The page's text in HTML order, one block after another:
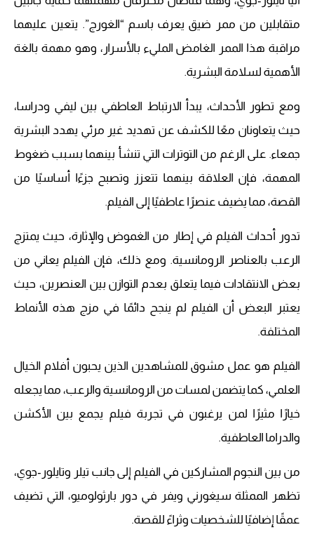
متقابلين من ممر ضيق يعرف باسم “الغورج”. يتعين عليهما
مراقبة هذا الممر الغامض المليء بالأسرار، وهو مهمة بالغة
الأهمية لسلامة البشرية.
ومع تطور الأحداث، يبدأ الارتباط العاطفي بين ليفي ودراسا،
حيث يتعاونان معًا للكشف عن تهديد غير مرئي يهدد البشرية
جمعاء. على الرغم من التوترات التي تنشأ بينهما بسبب ضغوط
المهمة، فإن العلاقة بينهما تتعزز وتصبح جزءًا أساسيًا من
القصة، مما يضيف عنصرًا عاطفيًا إلى الفيلم.
تدور أحداث الفيلم في إطار من الغموض والإثارة، حيث يمتزج
الرعب بالعناصر الرومانسية. ومع ذلك، فإن الفيلم يعاني من
بعض الانتقادات فيما يتعلق بعدم التوازن بين العنصرين، حيث
يعتبر البعض أن الفيلم لم ينجح دائمًا في مزج هذه الأنماط
المختلفة.
الفيلم هو عمل مشوق للمشاهدين الذين يحبون أفلام الخيال
العلمي، كما يتضمن لمسات من الرومانسية والرعب، مما يجعله
خيارًا مثيرًا لمن يرغبون في تجربة فيلم يجمع بين الأكشن
والدراما العاطفية.
من بين النجوم المشاركين في الفيلم إلى جانب تيلر وتايلور-جوي،
تظهر الممثلة سيغورني ويفر في دور بارثولوميو، التي تضيف
عمقًا إضافيًا للشخصيات وثراءً للقصة.